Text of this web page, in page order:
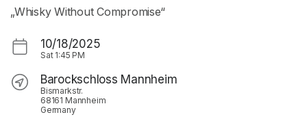
„Whisky Without Compromise“
10/18/2025
Sat 1:45 PM
Barockschloss Mannheim
Bismarkstr.
68161 Mannheim
Germany